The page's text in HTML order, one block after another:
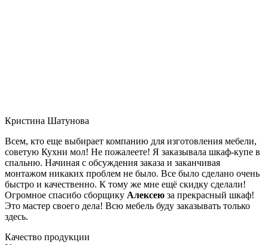
Кристина Шатунова
Всем, кто еще выбирает компанию для изготовления мебели,
советую Кухни мол! Не пожалеете! Я заказывала шкаф-купе в
спальню. Начиная с обсуждения заказа и заканчивая
монтажом никаких проблем не было. Все было сделано очень
быстро и качественно. К тому же мне ещё скидку сделали!
Огромное спасибо сборщику Алексею за прекрасный шкаф!
Это мастер своего дела! Всю мебель буду заказывать только
здесь.
Качество продукции